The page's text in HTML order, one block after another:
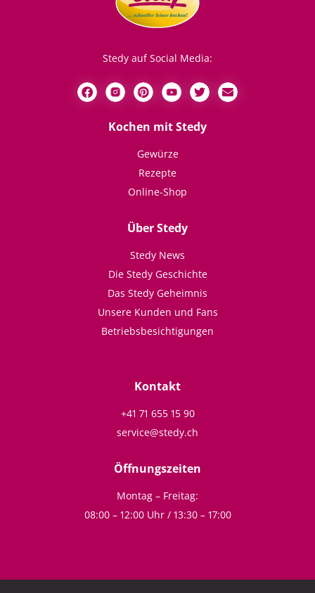
Stedy auf Social Media:
Kochen mit Stedy
Gewürze
Rezepte
Online-Shop
Über Stedy
Stedy News
Die Stedy Geschichte
Das Stedy Geheimnis
Unsere Kunden und Fans
Betriebsbesichtigungen
Kontakt
+41 71 655 15 90
service@stedy.ch
Öffnungszeiten
Montag – Freitag:
08:00 – 12:00 Uhr / 13:30 – 17:00